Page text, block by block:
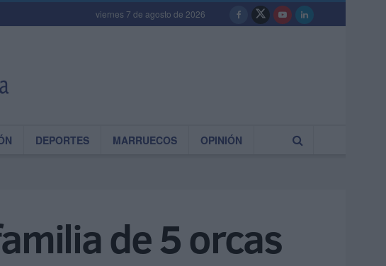
viernes 7 de agosto de 2026
DEPORTES MARRUECOS OPINIÓN
de 5 orcas